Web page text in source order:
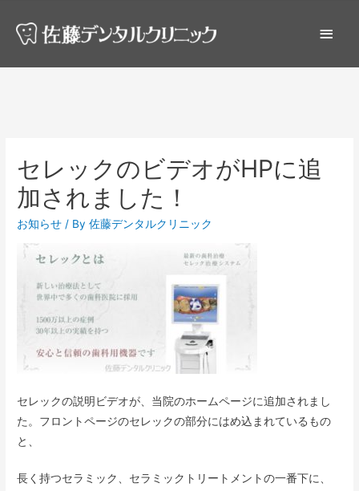
セレックのビデオがHPに追
加されました！
お知らせ / By佐藤デンタルクリニック
セレックの説明ビデオが、当院のホームページに追加されまし
た。フロントページのセレックの部分にはめ込まれているもの
と、
長く持つセラミック、セラミックトリートメントの一番下に、